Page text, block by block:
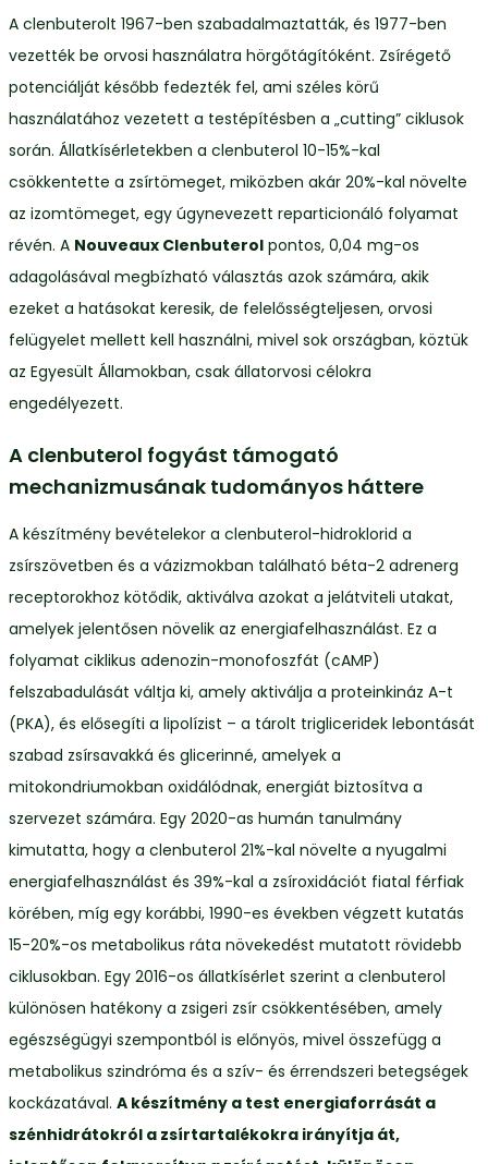
A clenbuterolt 1967-ben szabadalmaztatták, és 1977-ben
vezették be orvosi használatra hörgőtágítóként. Zsírégető
potenciálját később fedezték fel, ami széles körű
használatához vezetett a testépítésben a „cutting” ciklusok
során. Állatkísérletekben a clenbuterol 10-15%-kal
csökkentette a zsírtömeget, miközben akár 20%-kal növelte
az izomtömeget, egy úgynevezett reparticionáló folyamat
révén. A Nouveaux Clenbuterol pontos, 0,04 mg-os
adagolásával megbízható választás azok számára, akik
ezeket a hatásokat keresik, de felelősségteljesen, orvosi
felügyelet mellett kell használni, mivel sok országban, köztük
az Egyesült Államokban, csak állatorvosi célokra
engedélyezett.
A clenbuterol fogyást támogató
mechanizmusának tudományos háttere
A készítmény bevételekor a clenbuterol-hidroklorid a
zsírszövetben és a vázizmokban található béta-2 adrenerg
receptorokhoz kötődik, aktiválva azokat a jelátviteli utakat,
amelyek jelentősen növelik az energiafelhasználást. Ez a
folyamat ciklikus adenozin-monofoszfát (cAMP)
felszabadulását váltja ki, amely aktiválja a proteinkináz A-t
(PKA), és elősegíti a lipolízist – a tárolt trigliceridek lebontását
szabad zsírsavakká és glicerinné, amelyek a
mitokondriumokban oxidálódnak, energiát biztosítva a
szervezet számára. Egy 2020-as humán tanulmány
kimutatta, hogy a clenbuterol 21%-kal növelte a nyugalmi
energiafelhasználást és 39%-kal a zsíroxidációt fiatal férfiak
körében, míg egy korábbi, 1990-es években végzett kutatás
15-20%-os metabolikus ráta növekedést mutatott rövidebb
ciklusokban. Egy 2016-os állatkísérlet szerint a clenbuterol
különösen hatékony a zsigeri zsír csökkentésében, amely
egészségügyi szempontból is előnyös, mivel összefügg a
metabolikus szindróma és a szív- és érrendszeri betegségek
kockázatával. A készítmény a test energiaforrását a
szénhidrátokról a zsírtartalékokra irányítja át,